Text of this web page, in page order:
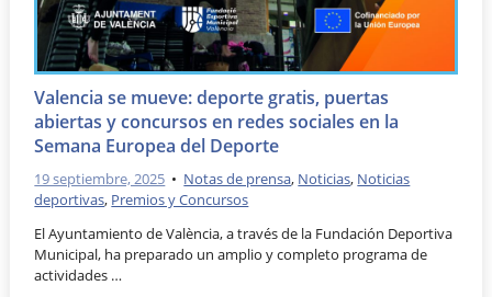
Valencia se mueve: deporte gratis, puertas
abiertas y concursos en redes sociales en la
Semana Europea del Deporte
19 septiembre, 2025 • Notas de prensa, Noticias, Noticias
deportivas, Premios y Concursos
El Ayuntamiento de València, a través de la Fundación Deportiva
Municipal, ha preparado un amplio y completo programa de
actividades …